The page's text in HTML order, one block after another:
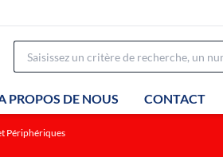
PROPOS DE NOUS CONTACT
Périphériques